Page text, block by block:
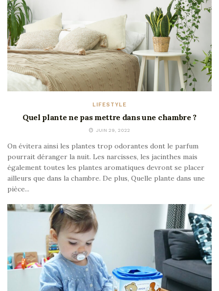
LIFESTYLE
Quel plante ne pas mettre dans une chambre ?
JUIN 29, 2022
On évitera ainsi les plantes trop odorantes dont le parfum
pourrait déranger la nuit. Les narcisses, les jacinthes mais
également toutes les plantes aromatiques devront se placer
ailleurs que dans la chambre. De plus, Quelle plante dans une
pièce...